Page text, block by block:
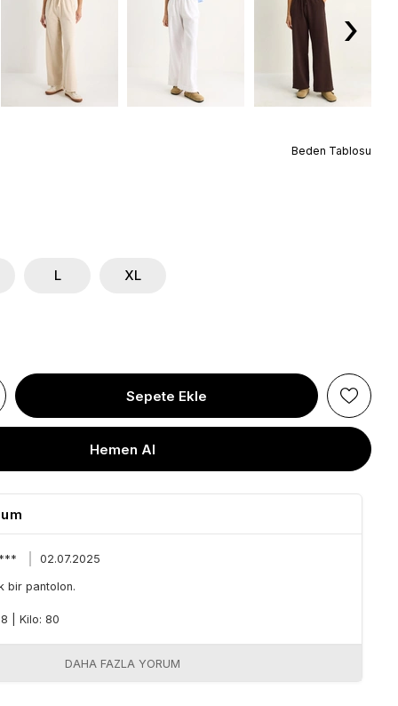
›
L XL
Beden Tablosu
02.07.2025
bir pantolon.
Kilo: 80
DAHA FAZLA YORUM